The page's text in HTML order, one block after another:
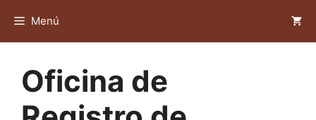
contenido
Menú
Oficina de